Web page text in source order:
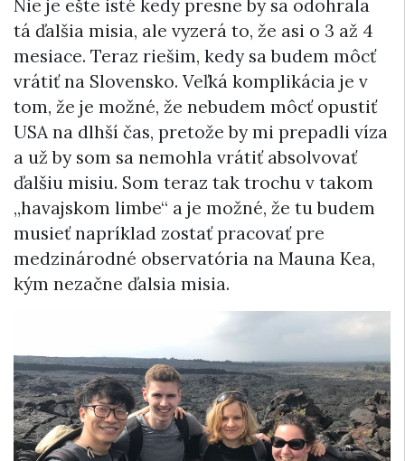
Nie je ešte isté kedy presne by sa odohrala
tá ďalšia misia, ale vyzerá to, že asi o 3 až 4
mesiace. Teraz riešim, kedy sa budem môcť
vrátiť na Slovensko. Veľká komplikácia je v
tom, že je možné, že nebudem môcť opustiť
USA na dlhší čas, pretože by mi prepadli víza
a už by som sa nemohla vrátiť absolvovať
ďalšiu misiu. Som teraz tak trochu v takom
„havajskom limbe“ a je možné, že tu budem
musieť napríklad zostať pracovať pre
medzinárodné observatória na Mauna Kea,
kým nezačne ďalsia misia.